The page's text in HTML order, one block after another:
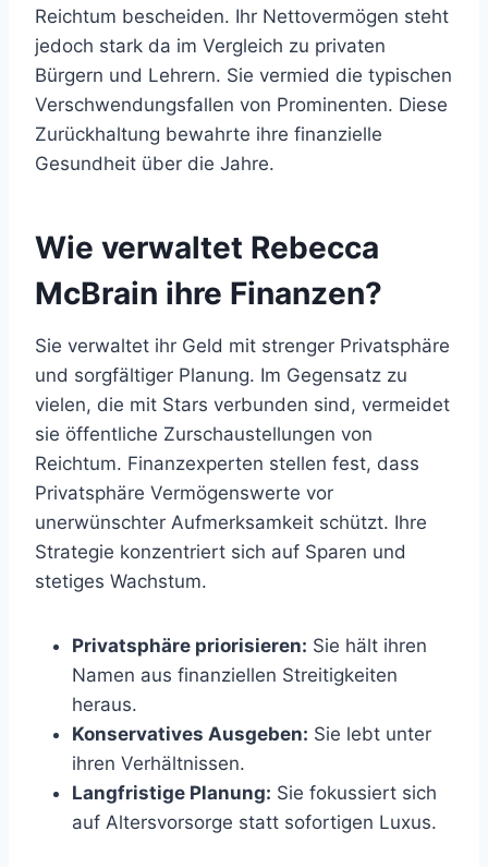
Reichtum bescheiden. Ihr Nettovermögen steht
jedoch stark da im Vergleich zu privaten
Bürgern und Lehrern. Sie vermied die typischen
Verschwendungsfallen von Prominenten. Diese
Zurückhaltung bewahrte ihre finanzielle
Gesundheit über die Jahre.
Wie verwaltet Rebecca
McBrain ihre Finanzen?
Sie verwaltet ihr Geld mit strenger Privatsphäre
und sorgfältiger Planung. Im Gegensatz zu
vielen, die mit Stars verbunden sind, vermeidet
sie öffentliche Zurschaustellungen von
Reichtum. Finanzexperten stellen fest, dass
Privatsphäre Vermögenswerte vor
unerwünschter Aufmerksamkeit schützt. Ihre
Strategie konzentriert sich auf Sparen und
stetiges Wachstum.
Privatsphäre priorisieren: Sie hält ihren
Namen aus finanziellen Streitigkeiten
heraus.
Konservatives Ausgeben: Sie lebt unter
ihren Verhältnissen.
Langfristige Planung: Sie fokussiert sich
auf Altersvorsorge statt sofortigen Luxus.